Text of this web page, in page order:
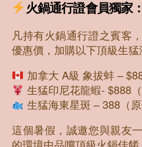
火鍋通行證會員獨家
凡持有火鍋通行證之賓客
優惠價，加購以下頂級生
加拿大 A級 象拔蚌 –
生猛印尼花龍蝦 - $888
生猛海東星斑 – 388（原
這個暑假，誠邀您與親友